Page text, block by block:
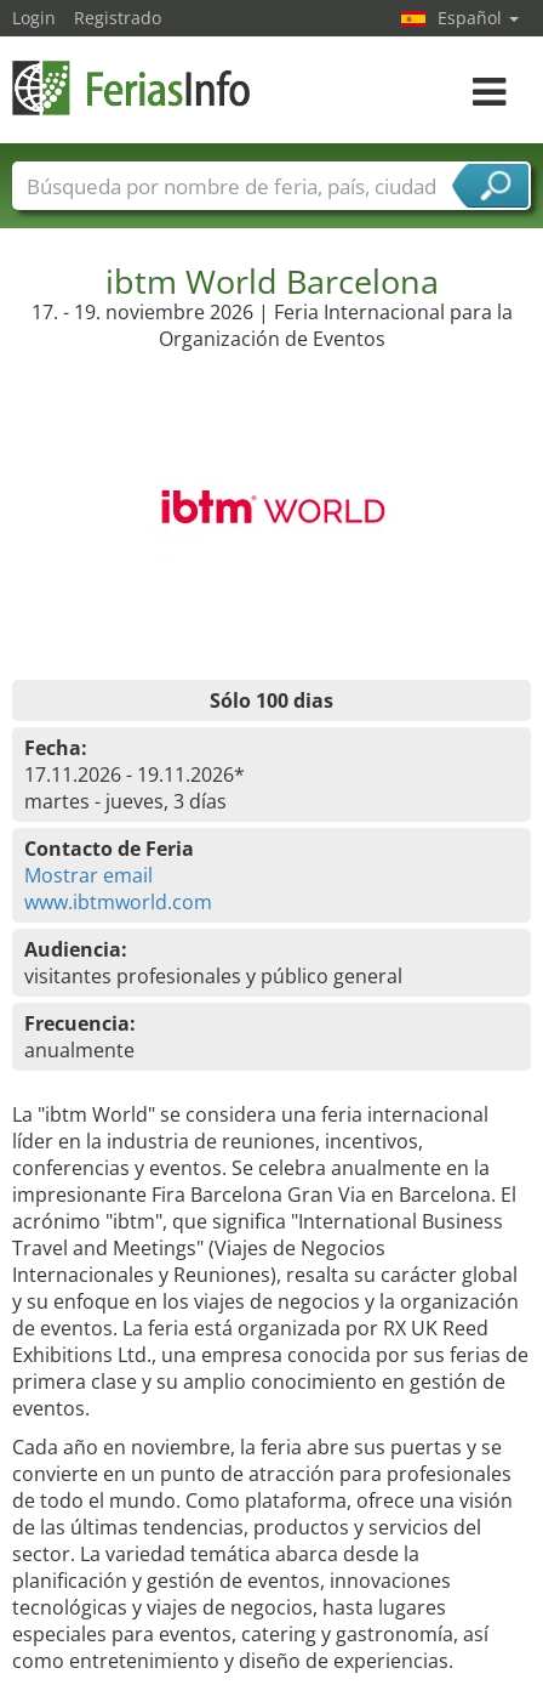
ibtm World Barcelona
17. - 19. noviembre 2026 | Feria Internacional para la
Organización de Eventos
Sólo 100 dias
Fecha:
17.11.2026 - 19.11.2026*
martes - jueves, 3 días
Contacto de Feria
Mostrar email
www.ibtmworld.com
Audiencia:
visitantes profesionales y público general
Frecuencia:
anualmente
La "ibtm World" se considera una feria internacional
líder en la industria de reuniones, incentivos,
conferencias y eventos. Se celebra anualmente en la
impresionante Fira Barcelona Gran Via en Barcelona. El
acrónimo "ibtm", que significa "International Business
Travel and Meetings" (Viajes de Negocios
Internacionales y Reuniones), resalta su carácter global
y su enfoque en los viajes de negocios y la organización
de eventos. La feria está organizada por RX UK Reed
Exhibitions Ltd., una empresa conocida por sus ferias de
primera clase y su amplio conocimiento en gestión de
eventos.
Cada año en noviembre, la feria abre sus puertas y se
convierte en un punto de atracción para profesionales
de todo el mundo. Como plataforma, ofrece una visión
de las últimas tendencias, productos y servicios del
sector. La variedad temática abarca desde la
planificación y gestión de eventos, innovaciones
tecnológicas y viajes de negocios, hasta lugares
especiales para eventos, catering y gastronomía, así
como entretenimiento y diseño de experiencias.
Login Registrado Español
toggle
Nombres de ferias Países
Ciudades
Sectores de proveedor de servicios